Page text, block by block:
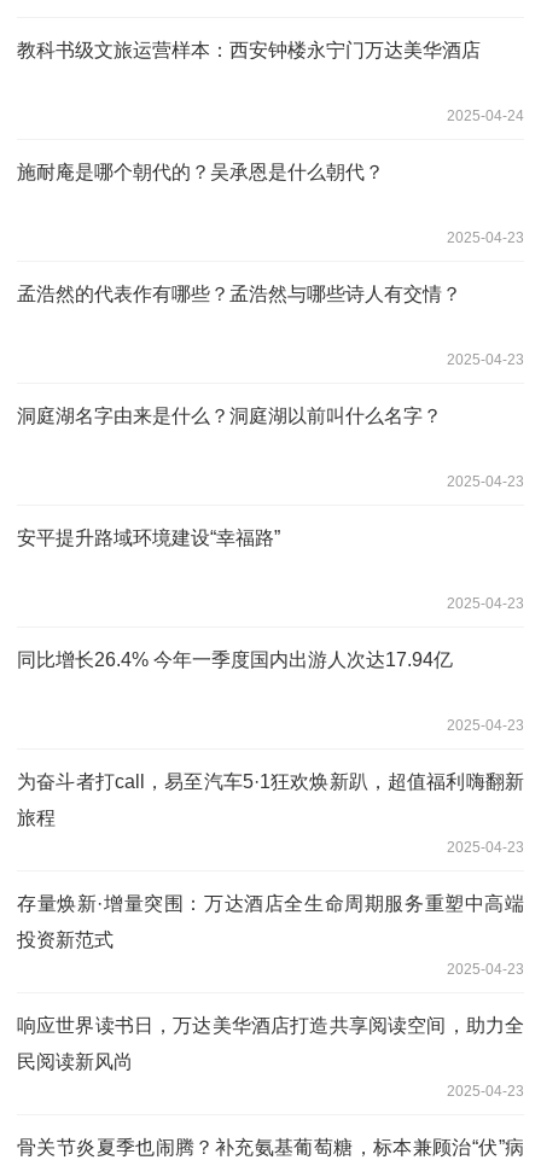
教科书级文旅运营样本：西安钟楼永宁门万达美华酒店
2025-04-24
施耐庵是哪个朝代的？吴承恩是什么朝代？
2025-04-23
孟浩然的代表作有哪些？孟浩然与哪些诗人有交情？
2025-04-23
洞庭湖名字由来是什么？洞庭湖以前叫什么名字？
2025-04-23
安平提升路域环境建设“幸福路”
2025-04-23
同比增长26.4% 今年一季度国内出游人次达17.94亿
2025-04-23
为奋斗者打call，易至汽车5·1狂欢焕新趴，超值福利嗨翻新
旅程
2025-04-23
存量焕新·增量突围：万达酒店全生命周期服务重塑中高端
投资新范式
2025-04-23
响应世界读书日，万达美华酒店打造共享阅读空间，助力全
民阅读新风尚
2025-04-23
骨关节炎夏季也闹腾？补充氨基葡萄糖，标本兼顾治“伏”病